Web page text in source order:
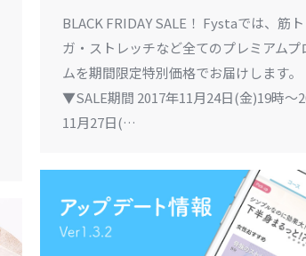
BLACK FRIDAY SALE！ Fystaでは、筋
ガ・ストレッチなど全てのプレミアムプ
ムを期間限定特別価格でお届けします。
▼SALE期間 2017年11月24日(金)19時～
11月27日(…